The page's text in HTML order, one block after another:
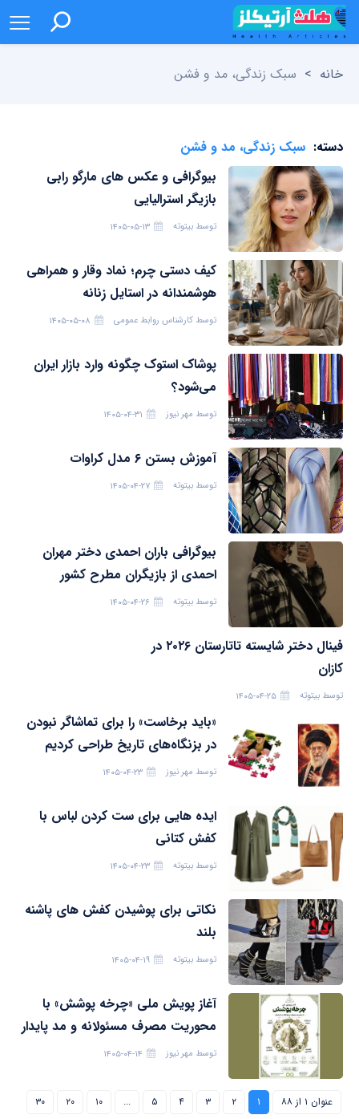
خانه > سبک زندگی، مد و فشن
دسته: سبک زندگی، مد و فشن
بیوگرافی و عکس های مارگو رابی
بازیگر استرالیایی
توسط بیتوته ۱۴۰۵-۰۵-۱۳
کیف دستی چرم؛ نماد وقار و همراهی
هوشمندانه در استایل زنانه
توسط کارشناس روابط عمومی ۱۴۰۵-۰۵-۰۸
پوشاک استوک چگونه وارد بازار ایران
می‌شود؟
توسط مهر نیوز ۱۴۰۵-۰۴-۳۱
آموزش بستن ۶ مدل کراوات
توسط بیتوته ۱۴۰۵-۰۴-۲۷
بیوگرافی باران احمدی دختر مهران
احمدی از بازیگران مطرح کشور
توسط بیتوته ۱۴۰۵-۰۴-۲۶
فینال دختر شایسته تاتارستان ۲۰۲۶ در
کازان
توسط بیتوته ۱۴۰۵-۰۴-۲۵
«باید برخاست» را برای تماشاگر نبودن
در بزنگاه‌های تاریخ طراحی کردیم
توسط مهر نیوز ۱۴۰۵-۰۴-۲۳
ایده هایی برای ست کردن لباس با
کفش کتانی
توسط بیتوته ۱۴۰۵-۰۴-۲۳
نکاتی برای پوشیدن کفش های پاشنه
بلند
توسط بیتوته ۱۴۰۵-۰۴-۱۹
آغاز پویش ملی «چرخه پوشش» با
محوریت مصرف مسئولانه و مد پایدار
توسط مهر نیوز ۱۴۰۵-۰۴-۱۴
عنوان ۱ از ۸۸ ۱ ۲ ۳ ۴ ۵ ... ۱۰ ۲۰
۳۰